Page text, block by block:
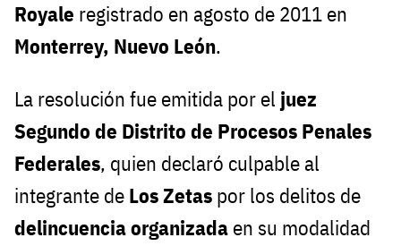
Royale registrado en agosto de 2011 en
Monterrey, Nuevo León.
La resolución fue emitida por el juez
Segundo de Distrito de Procesos Penales
Federales, quien declaró culpable al
integrante de Los Zetas por los delitos de
delincuencia organizada en su modalidad